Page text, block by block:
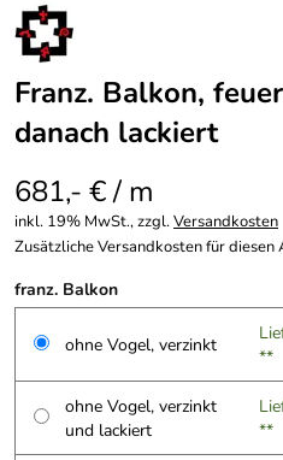
Franz. Balkon,
danach lackiert
681,- € / m
inkl. 19% MwSt., zzgl.Versandkosten
Zusätzliche Versandkosten für
franz. Balkon
ohne Vogel, verzinkt
**
ohne Vogel, verzinkt
und lackiert
**